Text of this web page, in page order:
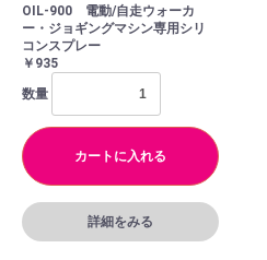
OIL-900 電動/自走ウォーカ
ー・ジョギングマシン専用シリ
コンスプレー
￥935
数量
カートに入れる
詳細をみる